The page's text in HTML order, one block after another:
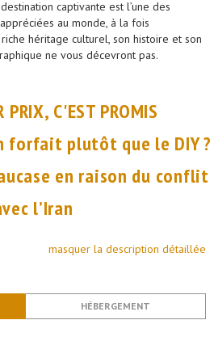
captivante est l’une des
au monde, à la fois
héritage culturel, son histoire et son
ne vous décevront pas.
PRIX, C'EST PROMIS
forfait plutôt que le DIY ?
en raison du conflit
l’Iran
masquer la description détaillée
HÉBERGEMENT